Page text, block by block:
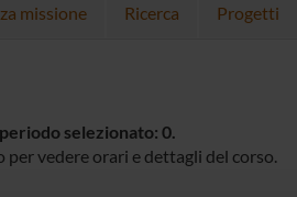
missione Ricerca Progetti
selezionato: 0.
per vedere orari e dettagli del corso.